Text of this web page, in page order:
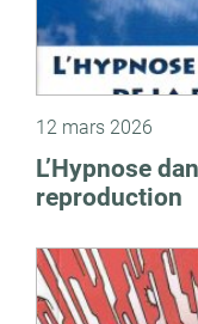
12 mars 2026
L’Hypnose
reproduction